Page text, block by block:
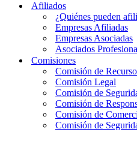
Afiliados
¿Quiénes pueden
Empresas Afiliadas
Empresas Asociadas
Asociados
Comisiones
Comisión de
Comisión Legal
Comisión de
Comisión de
Comisión de
Comisión de